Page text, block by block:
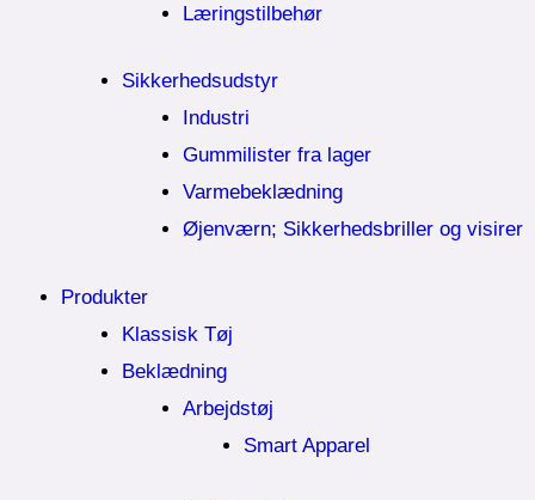
Læringstilbehør
Sikkerhedsudstyr
Industri
Gummilister fra lager
Varmebeklædning
Øjenværn; Sikkerhedsbriller og visirer
Produkter
Klassisk Tøj
Beklædning
Arbejdstøj
Smart Apparel